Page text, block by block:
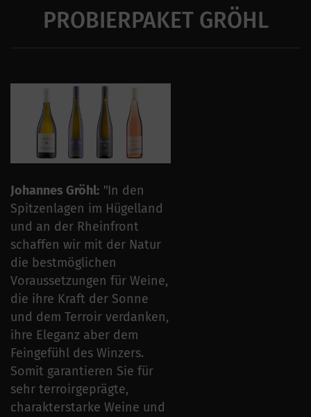
PROBIERPAKET GRÖHL
Johannes Gröhl: "In den
Spitzenlagen im Hügelland
und an der Rheinfront
schaffen wir mit der Natur
die bestmöglichen
Voraussetzungen für Weine,
die ihre Kraft der Sonne
und dem Terroir verdanken,
ihre Eleganz aber dem
Feingefühl des Winzers.
Somit garantieren Sie für
sehr terroirgeprägte,
charakterstarke Weine und